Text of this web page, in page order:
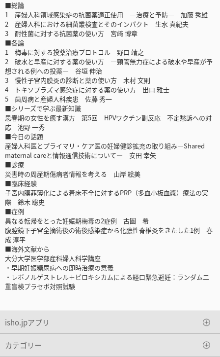
■総論
1 産婦人科領域感染症の抗菌薬適正使用 ―治療と予防― 加藤 秀雄
2 産婦人科における細菌叢検査とそのインパクト 生水 真紀夫
3 耐性菌に対する抗菌薬の使い方 宮﨑 博章
■各論
1 梅毒に対する投薬治療プロトコル 野口 靖之
2 破水と早産に対する薬の使い方 ―頸管無力症による破水や早産が予
想される例への投薬― 谷垣 伸治
3 慢性子宮内膜炎の診断と薬の使い方 木村 文則
4 トキソプラズマ感染症に対する薬の使い方 出口 雅士
5 歯周病と産婦人科疾患 佐藤 秀一
■シリーズで学ぶ最新知識
思春期の女性を癒す漢方 第5回 HPVワクチン副反応 不定愁訴への対
応 池野 一秀
■今日の話題
産婦人科医とプライマリ・ケア医の妊婦健診拡充の取り組み―Shared
maternal careと情報通信技術について― 安田 幸矢
■診療
災害時の周産期傷病者情報を考える 山岸 絵美
■臨床経験
子宮内膜菲薄化による着床不全に対するPRP（多血小板血漿）療法の実
際 鈴木 聡史
■症例
異なる転帰をとった妊娠期梅毒の2症例 古園 希
腹腔鏡下子宮全摘術後の術後感染症から化膿性脊椎炎をきたした1例 春
成 淳平
■海外文献から
大分大学医学部産科婦人科学講座
・早期妊娠糖尿病への即時治療の意義
・レボノルゲストレル＋ピロキシカムによる経口緊急避妊：ランダム二
重盲検プラセボ対照試験
isho.jpアプリ
カテゴリー